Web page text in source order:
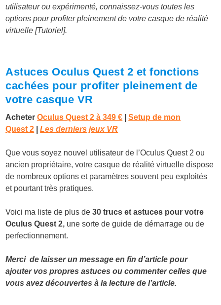
utilisateur ou expérimenté, connaissez-vous toutes les
options pour profiter pleinement de votre casque de réalité
virtuelle [Tutoriel].
Astuces Oculus Quest 2 et fonctions
cachées pour profiter pleinement de
votre casque VR
AcheterOculus Quest 2 à 349 € |Setup de mon
Quest 2 |Les derniers jeux VR
Que vous soyez nouvel utilisateur de l’Oculus Quest 2 ou
ancien propriétaire, votre casque de réalité virtuelle dispose
de nombreux options et paramètres souvent peu exploités
et pourtant très pratiques.
Voici ma liste de plus de30 trucs et astuces pour votre
Oculus Quest 2, une sorte de guide de démarrage ou de
perfectionnement.
Merci de laisser un message en fin d’article pour
ajouter vos propres astuces ou commenter celles que
vous avez découvertes à la lecture de l’article.